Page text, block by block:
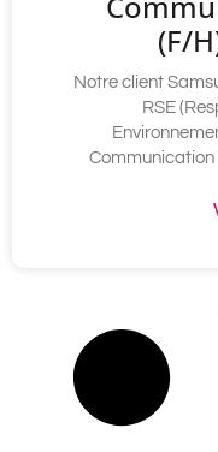
(F/
Notre client
RSE
Communication